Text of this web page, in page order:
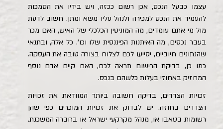
עצמו כבעל הנכס, אכן רשום ככזה, ויש בידיו את הסמכות
להעמיד את הנכס למכירה ולנהל עליו משא ומתן. חשוב לדעת
מול מי אתם עומדים, מה המוניטין הכלכלי של האיש, האם מכר
בעבר נכסים, מה האיתנות הפיננסית שלו וכו'. כל אלה, ובתנאי
שהנתונים חיוביים, יסייעו לכם לצלוח בצורה טובה את העסקה.
כמו כן, בדיקת הרישום תראה לכם, האם קיים אדם נוסף
המחזיק באחוזי בעלות כלשהם בנכס.
זכויות הצדדים, בדיקה חשובה ביותר המוודאת את זכויות
הצדדים בחוזה. יש לבדוק את זכויות המוכרים כפי שהן
רשומות בטאבו או, מנהל מקרקעי ישראל או בחברה המשכנת.